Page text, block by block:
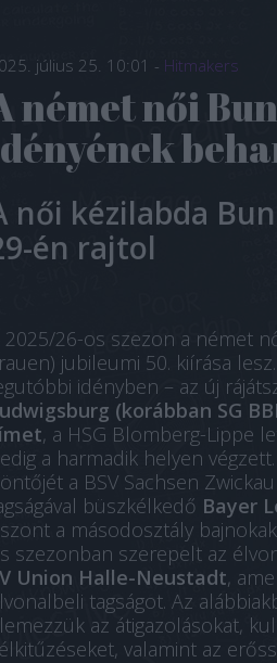
július 25. 10:01 - Hitmakers
német női
női kézilabda
én rajtol
2025/26-os szezon a német
jubileumi 50. kiírása
idényben – az új
(korábban SG
, a HSG Blomberg-Lippe
a harmadik helyen
a BSV Sachsen
büszkélkedő Bayer
a másodosztály
szezonban szerepelt az
Union Halle-Neustadt,
tagságot. Az
az átigazolásokat,
valamint az